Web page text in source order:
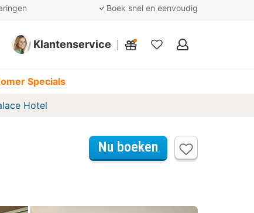
Boek snel en eenvoudig
Klantenservice
Mijn
Specials
Hotel
Nu boeken